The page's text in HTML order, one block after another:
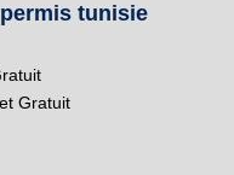
tunisie
Gratuit